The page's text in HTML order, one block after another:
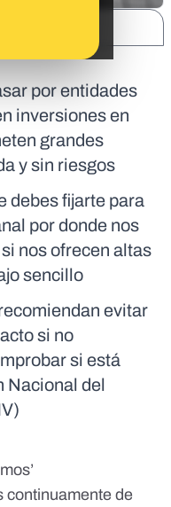
por entidades
inversiones en
grandes
y sin riesgos
debes fijarte para
por donde nos
nos ofrecen altas
sencillo
evitar
si no
si está
Nacional del
continuamente de